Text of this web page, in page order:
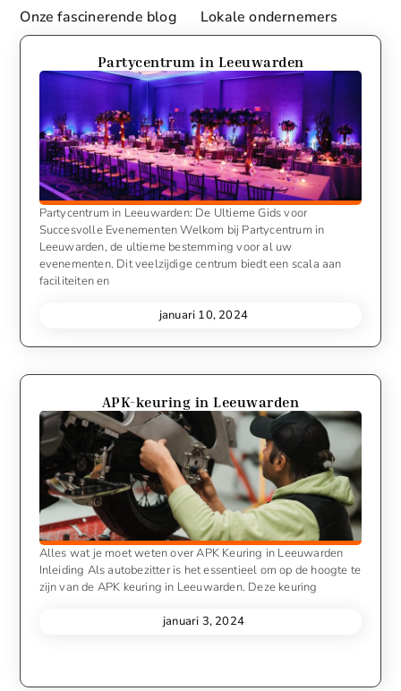
Onze fascinerende blog Lokale ondernemers
Partycentrum in Leeuwarden
Partycentrum in Leeuwarden: De Ultieme Gids voor
Succesvolle Evenementen Welkom bij Partycentrum in
Leeuwarden, de ultieme bestemming voor al uw
evenementen. Dit veelzijdige centrum biedt een scala aan
faciliteiten en
januari 10, 2024
APK-keuring in Leeuwarden
Alles wat je moet weten over APK Keuring in Leeuwarden
Inleiding Als autobezitter is het essentieel om op de hoogte te
zijn van de APK keuring in Leeuwarden. Deze keuring
januari 3, 2024